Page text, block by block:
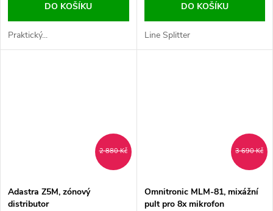
DO KOŠÍKU
Praktický...
DO KOŠÍKU
Line Splitter
2 880 Kč
Adastra Z5M, zónový
distributor
3 690 Kč
Omnitronic MLM-81, mixážní
pult pro 8x mikrofon